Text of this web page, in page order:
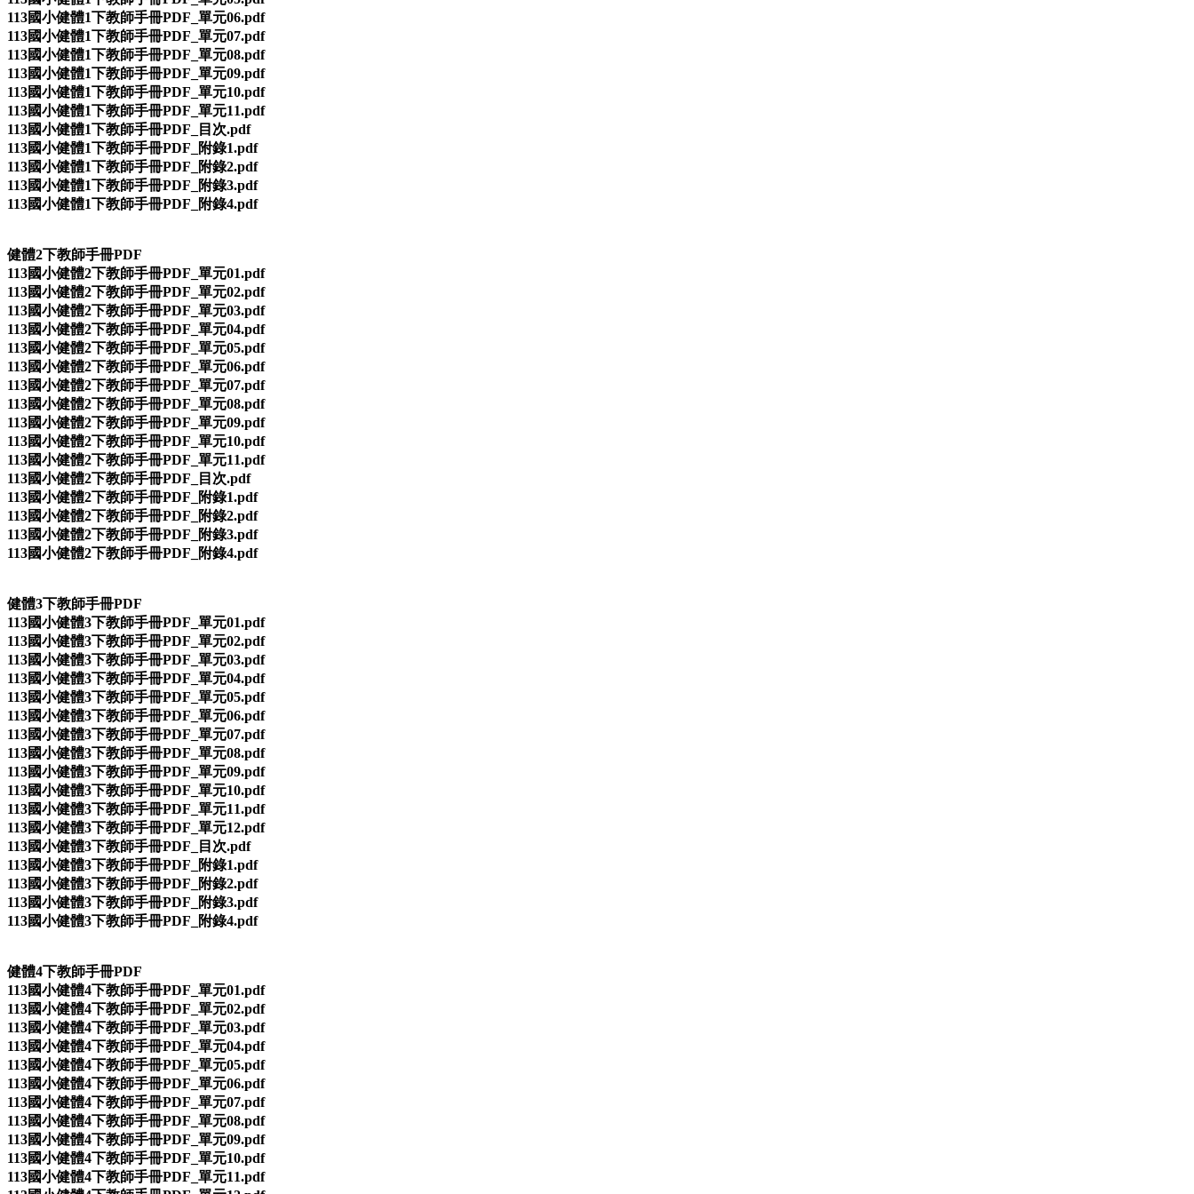
113國小健體1下教師手冊PDF_單元06.pdf
113國小健體1下教師手冊PDF_單元07.pdf
113國小健體1下教師手冊PDF_單元08.pdf
113國小健體1下教師手冊PDF_單元09.pdf
113國小健體1下教師手冊PDF_單元10.pdf
113國小健體1下教師手冊PDF_單元11.pdf
113國小健體1下教師手冊PDF_目次.pdf
113國小健體1下教師手冊PDF_附錄1.pdf
113國小健體1下教師手冊PDF_附錄2.pdf
113國小健體1下教師手冊PDF_附錄3.pdf
113國小健體1下教師手冊PDF_附錄4.pdf
健體2下教師手冊PDF
113國小健體2下教師手冊PDF_單元01.pdf
113國小健體2下教師手冊PDF_單元02.pdf
113國小健體2下教師手冊PDF_單元03.pdf
113國小健體2下教師手冊PDF_單元04.pdf
113國小健體2下教師手冊PDF_單元05.pdf
113國小健體2下教師手冊PDF_單元06.pdf
113國小健體2下教師手冊PDF_單元07.pdf
113國小健體2下教師手冊PDF_單元08.pdf
113國小健體2下教師手冊PDF_單元09.pdf
113國小健體2下教師手冊PDF_單元10.pdf
113國小健體2下教師手冊PDF_單元11.pdf
113國小健體2下教師手冊PDF_目次.pdf
113國小健體2下教師手冊PDF_附錄1.pdf
113國小健體2下教師手冊PDF_附錄2.pdf
113國小健體2下教師手冊PDF_附錄3.pdf
113國小健體2下教師手冊PDF_附錄4.pdf
健體3下教師手冊PDF
113國小健體3下教師手冊PDF_單元01.pdf
113國小健體3下教師手冊PDF_單元02.pdf
113國小健體3下教師手冊PDF_單元03.pdf
113國小健體3下教師手冊PDF_單元04.pdf
113國小健體3下教師手冊PDF_單元05.pdf
113國小健體3下教師手冊PDF_單元06.pdf
113國小健體3下教師手冊PDF_單元07.pdf
113國小健體3下教師手冊PDF_單元08.pdf
113國小健體3下教師手冊PDF_單元09.pdf
113國小健體3下教師手冊PDF_單元10.pdf
113國小健體3下教師手冊PDF_單元11.pdf
113國小健體3下教師手冊PDF_單元12.pdf
113國小健體3下教師手冊PDF_目次.pdf
113國小健體3下教師手冊PDF_附錄1.pdf
113國小健體3下教師手冊PDF_附錄2.pdf
113國小健體3下教師手冊PDF_附錄3.pdf
113國小健體3下教師手冊PDF_附錄4.pdf
健體4下教師手冊PDF
113國小健體4下教師手冊PDF_單元01.pdf
113國小健體4下教師手冊PDF_單元02.pdf
113國小健體4下教師手冊PDF_單元03.pdf
113國小健體4下教師手冊PDF_單元04.pdf
113國小健體4下教師手冊PDF_單元05.pdf
113國小健體4下教師手冊PDF_單元06.pdf
113國小健體4下教師手冊PDF_單元07.pdf
113國小健體4下教師手冊PDF_單元08.pdf
113國小健體4下教師手冊PDF_單元09.pdf
113國小健體4下教師手冊PDF_單元10.pdf
113國小健體4下教師手冊PDF_單元11.pdf